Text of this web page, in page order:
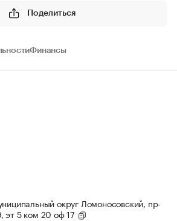
Поделиться
Финансы
округ Ломоносовский, пр-
эт 5 ком 20 оф 17